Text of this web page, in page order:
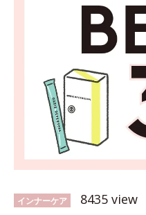
インナーケア 8435 view